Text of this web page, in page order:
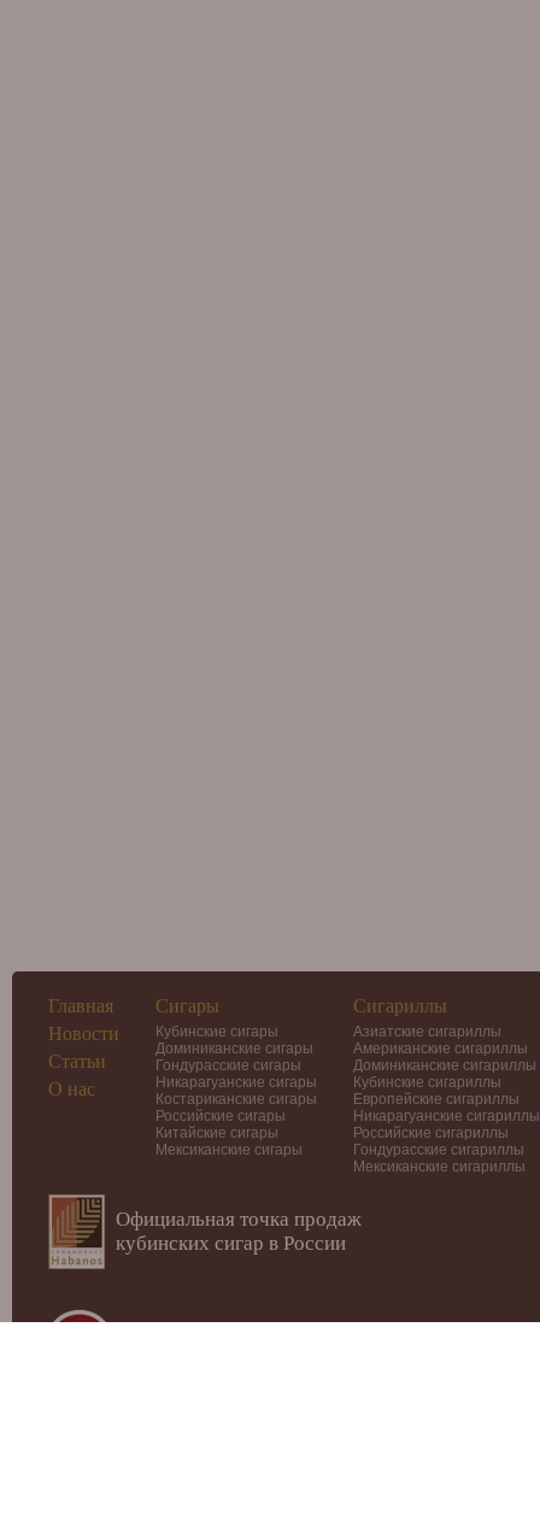
Главная
Новости
Статьи
О нас
Сигары
Кубинские сигары
Доминиканские сигары
Гондурасские сигары
Никарагуанские сигары
Костариканские сигары
Российские сигары
Китайские сигары
Мексиканские сигары
Сигариллы
Азиатские сигариллы
Американские сигариллы
Доминиканские сигариллы
Кубинские сигариллы
Европейские сигариллы
Никарагуанские сигариллы
Российские сигариллы
Гондурасские сигариллы
Мексиканские сигариллы
Официальная точка продаж
кубинских сигар в России